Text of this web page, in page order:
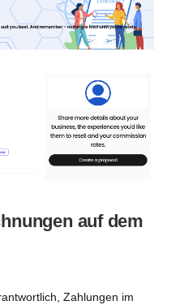
auf dem
Zahlungen im